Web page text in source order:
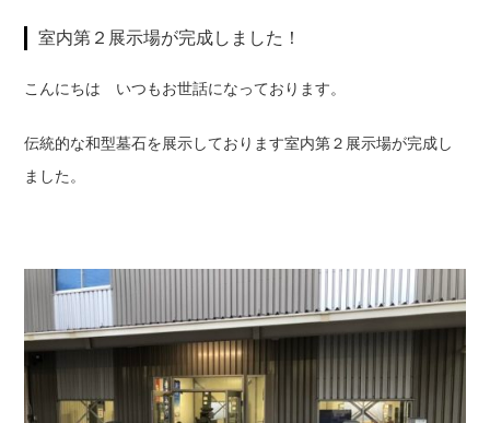
室内第２展示場が完成しました！
こんにちは いつもお世話になっております。
伝統的な和型墓石を展示しております室内第２展示場が完成し
ました。